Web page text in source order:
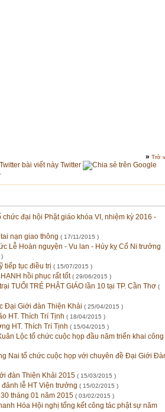
» Trở
Twitter
chức đại hội Phật giáo khóa VI, nhiệm kỳ 2016 -
nạn giao thông ( 17/11/2015 )
Lễ Hoàn nguyện - Vu lan - Húy kỵ Cố Ni trưởng
)
tiếp tục điều trị ( 15/07/2015 )
hồi phục rất tốt( 29/06/2015 )
TUỔI TRẺ PHẬT GIÁO lần 10 tại TP. Cần Thơ (
Đại Giới đàn Thiện Khải ( 25/04/2015 )
HT. Thích Trí Tịnh ( 18/04/2015 )
HT. Thích Trí Tịnh ( 15/04/2015 )
Lộc tổ chức cuộc họp đầu năm triển khai công
Nai tổ chức cuộc họp với chuyên đề Đại Giới
đàn Thiện Khải 2015 ( 15/03/2015 )
lễ HT Viện trưởng ( 15/02/2015 )
tháng 01 năm 2015 ( 03/02/2015 )
Hóa Hội nghị tổng kết công tác phật sự năm